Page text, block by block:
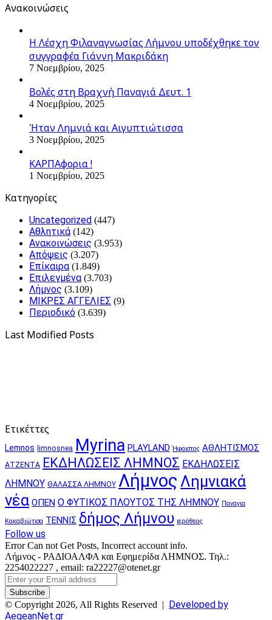
Ανακοινώσεις
Η Λέσχη Φιλαναγνωσίας Λήμνου υποδέχθηκε τον
συγγραφέα Γιάννη Μακριδάκη
7 Νοεμβρίου, 2025
Βολές στη Βραχνή Παναγιά Δευτ. 1
4 Νοεμβρίου, 2025
Ήταν Λημνιά και Αιγυπτιώτισσα
3 Νοεμβρίου, 2025
ΚΑΡΠΑφορια !
1 Νοεμβρίου, 2025
Kατηγορίες
Uncategorized (447)
Αθλητικά (142)
Ανακοινώσεις (3.953)
Απόψεις (3.207)
Επίκαιρα (1.849)
Επιλεγμένα (3.703)
Λήμνος (3.109)
ΜΙΚΡΕΣ ΑΓΓΕΛΙΕΣ (9)
Περιοδικό (3.639)
Last Modified Posts
Ετικέττες
Lemnos limnosnea Myrina PLAYLAND Ήφαιστος ΑΘΛΗΤΙΣΜΟΣ
ΑΤΖΕΝΤΑ ΕΚΔΗΛΩΣΕΙΣ ΛΗΜΝΟΣ ΕΚΔΗΛΩΣΕΙΣ
ΛΗΜΝΟΥ ΘΑΛΑΣΣΑ ΛΗΜΝΟΥ Λήμνος Λημνιακά
νέα ΟΠΕΝ Ο ΦΥΤΙΚΟΣ ΠΛΟΥΤΟΣ ΤΗΣ ΛΗΜΝΟΥ Παναγια
Κακαβιώτισα ΤΕΝΝΙΣ δήμος Λήμνου ιερόθεος
Follow us
Error Can not Get Posts, Incorrect account info.
Λήμνος - ΡΑΔΙΟΑΛΦΑ και Εφημερίδα ΛΗΜΝΟΣ. Τηλ.:
2254022227 , email: ra22227@otenet.gr
Enter
your
Email
address
© Copyright 2026, All Rights Reserved | Developed by
AegeanNet.gr